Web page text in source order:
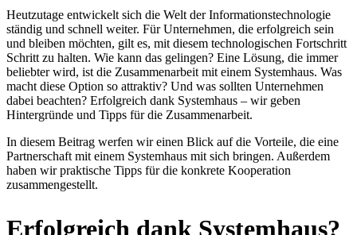
Heutzutage entwickelt sich die Welt der Informationstechnologie
ständig und schnell weiter. Für Unternehmen, die erfolgreich sein
und bleiben möchten, gilt es, mit diesem technologischen Fortschritt
Schritt zu halten. Wie kann das gelingen? Eine Lösung, die immer
beliebter wird, ist die Zusammenarbeit mit einem Systemhaus. Was
macht diese Option so attraktiv? Und was sollten Unternehmen
dabei beachten? Erfolgreich dank Systemhaus – wir geben
Hintergründe und Tipps für die Zusammenarbeit.
In diesem Beitrag werfen wir einen Blick auf die Vorteile, die eine
Partnerschaft mit einem Systemhaus mit sich bringen. Außerdem
haben wir praktische Tipps für die konkrete Kooperation
zusammengestellt.
Erfolgreich dank Systemhaus?